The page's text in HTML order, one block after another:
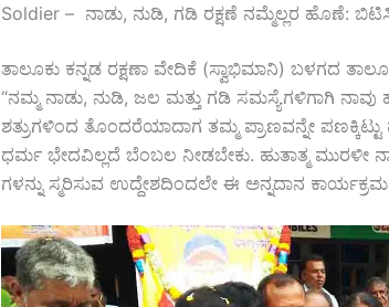
Soldier – ನಾಡು, ನುಡಿ, ಗಡಿ ರಕ್ಷಣೆ ನಮ್ಮೆಲ್ಲರ ಹೊಣೆ:
ತಾಲೂಕು ಕನ್ನಡ ರಕ್ಷಣಾ ವೇದಿಕೆ (ಸ್ವಾಭಿಮಾನಿ) ಬಳಗದ
“ನಮ್ಮ ನಾಡು, ನುಡಿ, ಜಲ ಮತ್ತು ಗಡಿ ಸಮಸ್ಯೆಗಳಿಗಾಗಿ ನಾವು
ಶತ್ರುಗಳಿಂದ ತೊಂದರೆಯಾದಾಗ ತಮ್ಮ ಪ್ರಾಣವನ್ನೇ
ಧರ್ಮ ಭೇದವಿಲ್ಲದೆ ಬೆಂಬಲ ನೀಡಬೇಕು. ಹುತಾತ್ಮ ಮುರಳೀ
ಗಳನ್ನು ಸ್ಮರಿಸುವ ಉದ್ದೇಶದಿಂದಲೇ ಈ ಅನ್ನದಾನ